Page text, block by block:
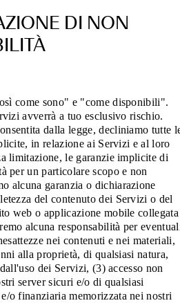
DI NON
come sono" e "come disponibili".
avverrà a tuo esclusivo rischio.
dalla legge, decliniamo tutte
in relazione ai Servizi e al loro
limitazione, le garanzie implicite di
per un particolare scopo e non
alcuna garanzia o dichiarazione
del contenuto dei Servizi o del
web o applicazione mobile
alcuna responsabilità per
nei contenuti e nei materiali,
alla proprietà, di qualsiasi natura,
dei Servizi, (3) accesso non
server sicuri e/o di qualsiasi
o finanziaria memorizzata nei nostri